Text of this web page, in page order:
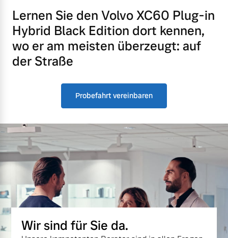
Lernen Sie den Volvo XC60 Plug-in
Hybrid Black Edition dort kennen,
wo er am meisten überzeugt: auf
der Straße
Probefahrt vereinbaren
Wir sind für Sie da.